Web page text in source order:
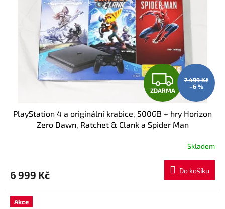
Z
D
A
M
A
ZDARMA
7 499 Kč
–6 %
PlayStation 4 a originální krabice, 500GB + hry Horizon
Zero Dawn, Ratchet & Clank a Spider Man
Skladem
6 999 Kč Do košíku
Akce